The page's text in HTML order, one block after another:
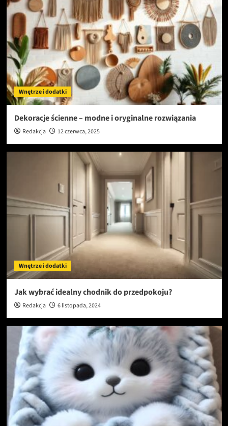
Wnętrze i dodatki
Dekoracje ścienne – modne i oryginalne rozwiązania
Redakcja 12 czerwca, 2025
Wnętrze i dodatki
Jak wybrać idealny chodnik do przedpokoju?
Redakcja 6 listopada, 2024